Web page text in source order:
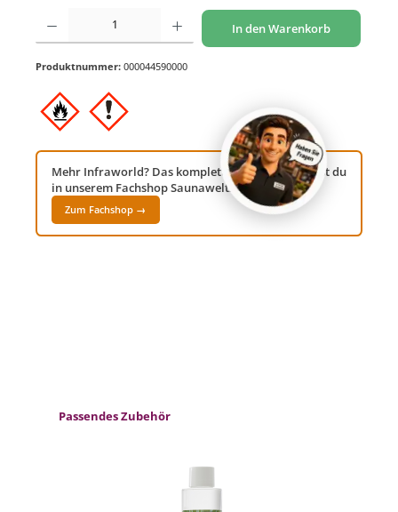
Produkt Anzahl: Gib den gewünschten Wert ein oder benutze die Schaltflächen um
In den Warenkorb
Produktnummer: 000044590000
Mehr Infraworld? Das komplette Sortiment findest du
in unserem Fachshop Saunawelt24!
Zum Fachshop →
Produktgalerie überspringen
Passendes Zubehör